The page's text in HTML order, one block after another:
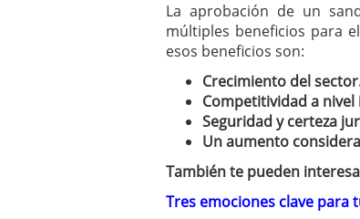
La aprobación de un
múltiples beneficios para
esos beneficios son:
Crecimiento del
Competitividad a
Seguridad y certeza
Un aumento
También te pueden
Tres emociones clave para